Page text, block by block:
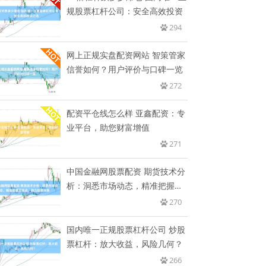
规股票杠杆公司：安全高效投资
294
网上正规实盘配资网站 智策管家
信誉如何？用户评价与口碑一览
272
配资平仓线怎么样 亚鑫配资：专
业平台，助您财富增值
271
中国金融网股票配资 期货技术分
析：洞悉市场动态，精准把握买
270
国内唯一正规股票杠杆公司 炒股
票杠杆：放大收益，风险几何？
266